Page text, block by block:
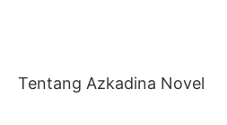
Tentang Azkadina Novel